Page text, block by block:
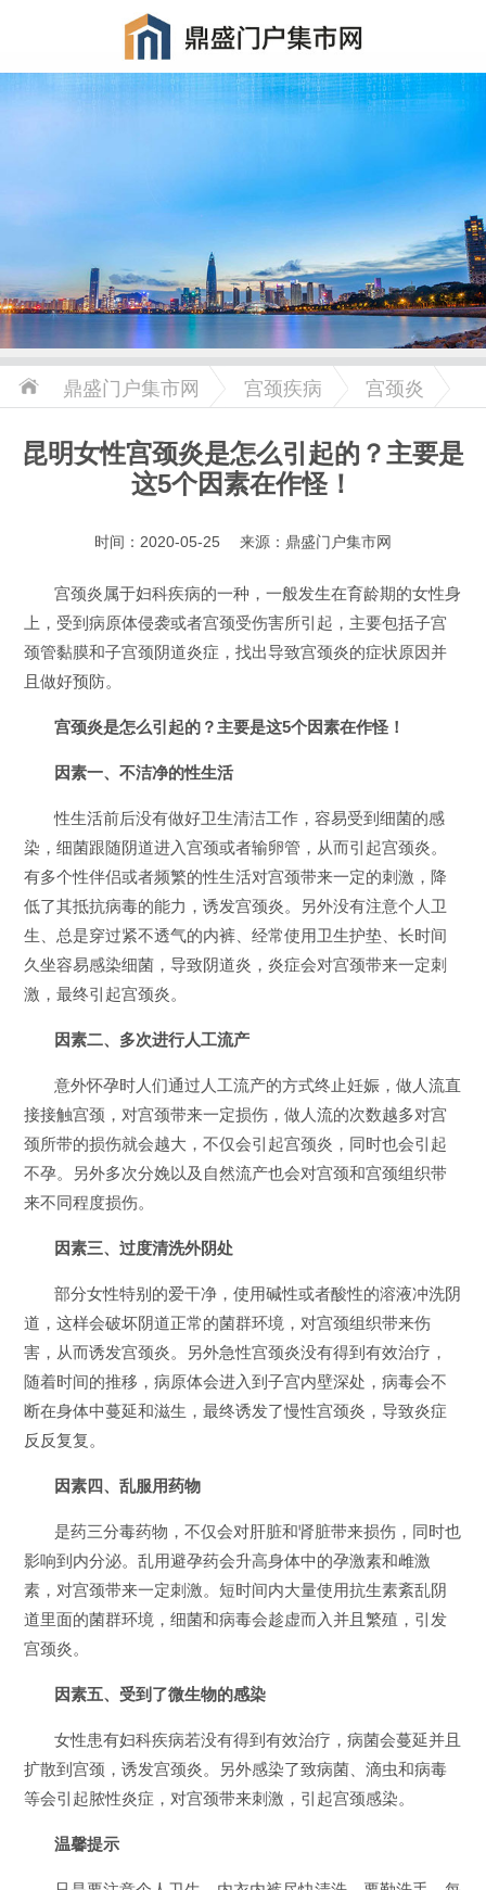
鼎盛门户集市网 宫颈疾病 宫颈炎
昆明女性宫颈炎是怎么引起的？主要是
这5个因素在作怪！
时间：2020-05-25 来源： 鼎盛门户集市网
宫颈炎属于妇科疾病的一种，一般发生在育龄期的女性身
上，受到病原体侵袭或者宫颈受伤害所引起，主要包括子宫
颈管黏膜和子宫颈阴道炎症，找出导致宫颈炎的症状原因并
且做好预防。
宫颈炎是怎么引起的？主要是这5个因素在作怪！
因素一、不洁净的性生活
性生活前后没有做好卫生清洁工作，容易受到细菌的感
染，细菌跟随阴道进入宫颈或者输卵管，从而引起宫颈炎。
有多个性伴侣或者频繁的性生活对宫颈带来一定的刺激，降
低了其抵抗病毒的能力，诱发宫颈炎。另外没有注意个人卫
生、总是穿过紧不透气的内裤、经常使用卫生护垫、长时间
久坐容易感染细菌，导致阴道炎，炎症会对宫颈带来一定刺
激，最终引起宫颈炎。
因素二、多次进行人工流产
意外怀孕时人们通过人工流产的方式终止妊娠，做人流直
接接触宫颈，对宫颈带来一定损伤，做人流的次数越多对宫
颈所带的损伤就会越大，不仅会引起宫颈炎，同时也会引起
不孕。另外多次分娩以及自然流产也会对宫颈和宫颈组织带
来不同程度损伤。
因素三、过度清洗外阴处
部分女性特别的爱干净，使用碱性或者酸性的溶液冲洗阴
道，这样会破坏阴道正常的菌群环境，对宫颈组织带来伤
害，从而诱发宫颈炎。另外急性宫颈炎没有得到有效治疗，
随着时间的推移，病原体会进入到子宫内壁深处，病毒会不
断在身体中蔓延和滋生，最终诱发了慢性宫颈炎，导致炎症
反反复复。
因素四、乱服用药物
是药三分毒药物，不仅会对肝脏和肾脏带来损伤，同时也
影响到内分泌。乱用避孕药会升高身体中的孕激素和雌激
素，对宫颈带来一定刺激。短时间内大量使用抗生素紊乱阴
道里面的菌群环境，细菌和病毒会趁虚而入并且繁殖，引发
宫颈炎。
因素五、受到了微生物的感染
女性患有妇科疾病若没有得到有效治疗，病菌会蔓延并且
扩散到宫颈，诱发宫颈炎。另外感染了致病菌、滴虫和病毒
等会引起脓性炎症，对宫颈带来刺激，引起宫颈感染。
温馨提示